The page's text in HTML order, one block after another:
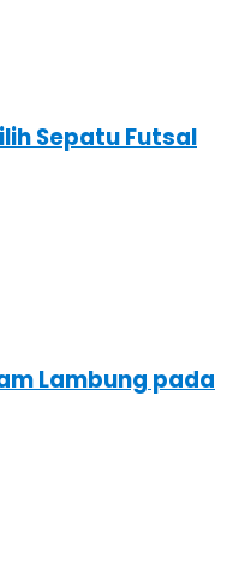
Sepatu Futsal
Lambung pada